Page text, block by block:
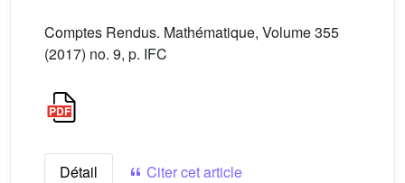
Comptes Rendus. Mathématique, Volume 355
(2017) no. 9, p. IFC
Détail
Citer cet article